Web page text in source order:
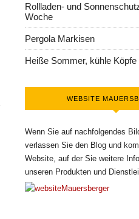
Rollladen- und
Woche
Pergola Markisen
Heiße Sommer, kühle Köpfe
WEBSITE
Wenn Sie auf nachfolgendes
verlassen Sie den Blog und
Website, auf der Sie weitere
unseren Produkten und